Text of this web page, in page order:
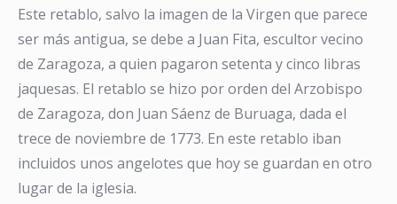
Este retablo, salvo la imagen de la Virgen que parece
ser más antigua, se debe a Juan Fita, escultor vecino
de Zaragoza, a quien pagaron setenta y cinco libras
jaquesas. El retablo se hizo por orden del Arzobispo
de Zaragoza, don Juan Sáenz de Buruaga, dada el
trece de noviembre de 1773. En este retablo iban
incluidos unos angelotes que hoy se guardan en otro
lugar de la iglesia.